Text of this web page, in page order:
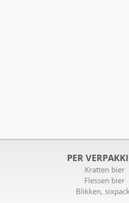
PER
Kratten bier
Flessen bier
Blikken,